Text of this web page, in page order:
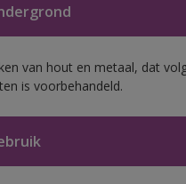
van hout en metaal, dat
is voorbehandeld.